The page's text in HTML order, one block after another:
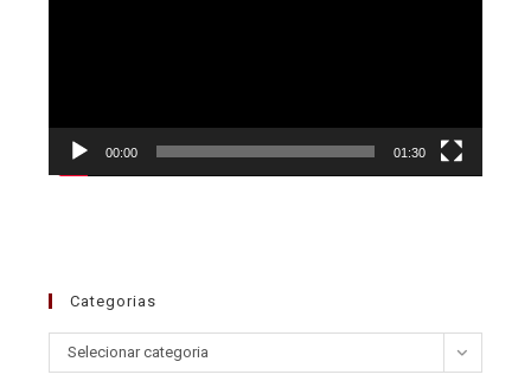
00:00 01:30
Categorias
Selecionar categoria